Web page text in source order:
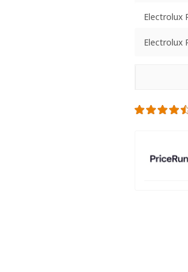
Electrolux
Electrolux